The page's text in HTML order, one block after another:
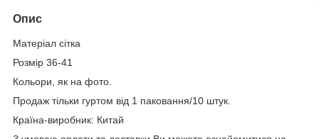
Опис
Матеріал сітка
Розмір 36-41
Кольори, як на фото.
Продаж тільки гуртом від 1 паковання/10 штук.
Країна-виробник: Китай